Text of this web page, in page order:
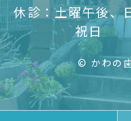
休診：土曜午後、
祝日
© かわの